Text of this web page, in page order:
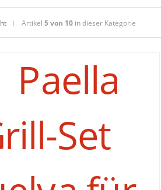
| Artikel 5 von 10 in dieser Kategorie